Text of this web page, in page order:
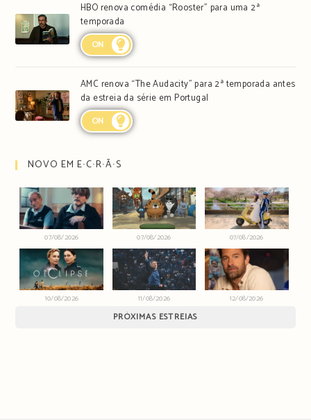
HBO renova comédia “Rooster” para uma 2ª
temporada
ON
AMC renova “The Audacity” para 2ª temporada antes
da estreia da série em Portugal
ON
NOVO EM E∙C∙R∙Ã∙S
07/08/2026 07/08/2026 07/08/2026
10/08/2026 11/08/2026 12/08/2026
PRÓXIMAS ESTREIAS